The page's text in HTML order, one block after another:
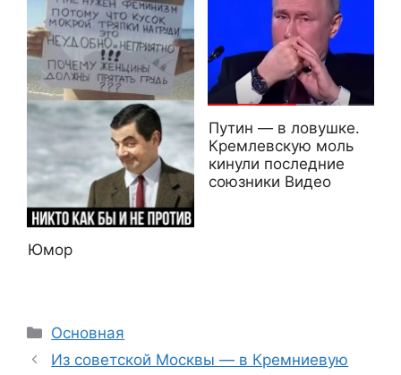
Юмор
Путин — в ловушке.
Кремлевскую моль
кинули последние
союзники Видео
Рубрики
Основная
Из советской Москвы — в Кремниевую